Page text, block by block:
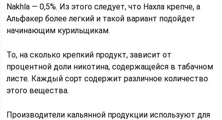
Nakhla — 0,5%. Из этого следует, что Нахла крепче, а
Альфакер более легкий и такой вариант подойдет
начинающим курильщикам.
То, на сколько крепкий продукт, зависит от
процентной доли никотина, содержащейся в табачном
листе. Каждый сорт содержит различное количество
этого вещества.
Производители кальянной продукции используют для